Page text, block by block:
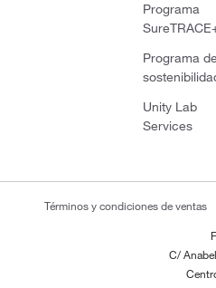
Programa
Programa de
Unity Lab
Services
Términos y condiciones de ventas
C/